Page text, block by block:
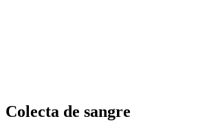
Colecta de sangre